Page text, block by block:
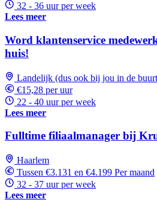
32 - 36 uur per week
Lees meer
Word klantenservice
huis!
Landelijk (dus ook bij jou in de
€15,28 per uur
22 - 40 uur per week
Lees meer
Fulltime filiaalmanager bij
Haarlem
Tussen €3.131 en €4.199 Per maand
32 - 37 uur per week
Lees meer